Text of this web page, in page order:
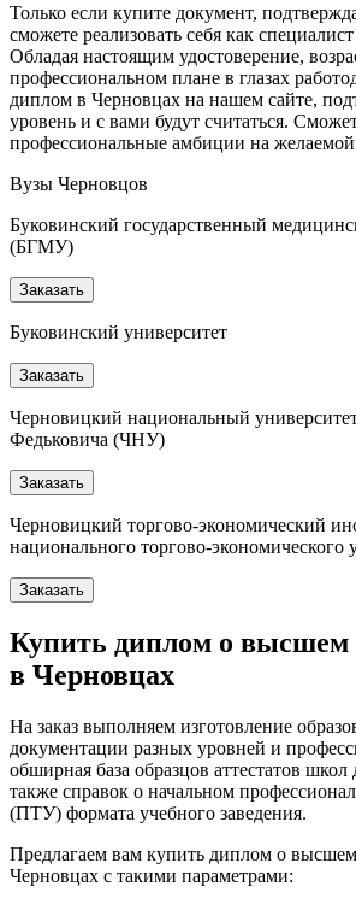
Только если купите документ,
сможете реализовать себя как
Обладая настоящим удостоверение,
профессиональном плане в глазах
диплом в Черновцах на нашем сайте,
уровень и с вами будут считаться.
профессиональные амбиции на
Вузы Черновцов
Буковинский государственный
(БГМУ)
Заказать
Буковинский университет
Заказать
Черновицкий национальный
Федьковича (ЧНУ)
Заказать
Черновицкий торгово-экономический
национального торгово-экономического
Заказать
Купить диплом о высшем
в Черновцах
На заказ выполняем изготовление
документации разных уровней и
обширная база образцов аттестатов школ
также справок о начальном
(ПТУ) формата учебного заведения.
Предлагаем вам купить диплом о
Черновцах с такими параметрами: